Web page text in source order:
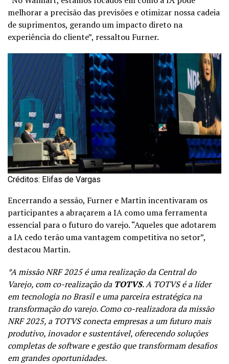
melhorar a precisão das previsões e otimizar nossa cadeia
de suprimentos, gerando um impacto direto na
experiência do cliente”, ressaltou Furner.
Créditos: Elifas de Vargas
Encerrando a sessão, Furner e Martin incentivaram os
participantes a abraçarem a IA como uma ferramenta
essencial para o futuro do varejo. “Aqueles que adotarem
a IA cedo terão uma vantagem competitiva no setor”,
destacou Martin.
*A missão NRF 2025 é uma realização da Central do
Varejo, com co-realização da TOTVS. A TOTVS é a líder
em tecnologia no Brasil e uma parceira estratégica na
transformação do varejo. Como co-realizadora da missão
NRF 2025, a TOTVS conecta empresas a um futuro mais
produtivo, inovador e sustentável, oferecendo soluções
completas de software e gestão que transformam desafios
em grandes oportunidades.